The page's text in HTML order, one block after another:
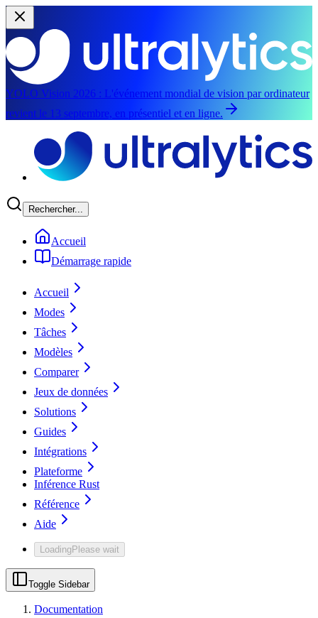
YOLO Vision 2026 : L'événement mondial de vision par ordinateur
revient le 13 septembre, en présentiel et en ligne.
Rechercher...
Accueil
Démarrage rapide
Accueil
Modes
Tâches
Modèles
Comparer
Jeux de données
Solutions
Guides
Intégrations
Plateforme
Inférence Rust
Référence
Aide
LoadingPlease wait
Toggle Sidebar
Documentation